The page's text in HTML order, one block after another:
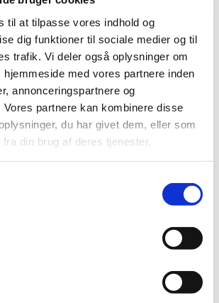
til at tilpasse vores indhold og
dig funktioner til sociale medier og til
trafik. Vi deler også oplysninger om
hjemmeside med vores partnere inden
annonceringspartnere og
Vores partnere kan kombinere disse
du har givet dem, eller som
din brug af deres tjenester.
og vandløb
fra energi- og miljøsektoren